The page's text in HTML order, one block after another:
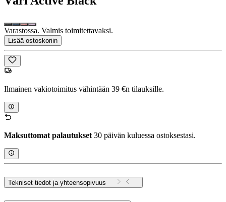
Varastossa. Valmis toimitettavaksi.
Lisää ostoskoriin
Ilmainen vakiotoimitus vähintään 39 €n tilauksille.
Maksuttomat palautukset 30 päivän kuluessa ostoksestasi.
Tekniset tiedot ja yhteensopivuus